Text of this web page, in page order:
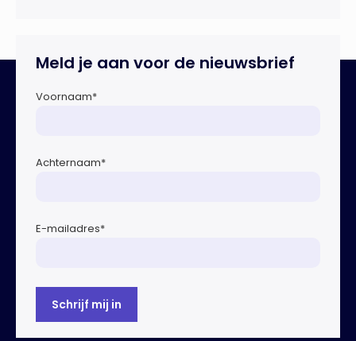
rapport geschreven door het Strategisch Kenniscentrum
Ondermijnende […]
Meld je aan voor de nieuwsbrief
Voornaam*
Achternaam*
E-mailadres*